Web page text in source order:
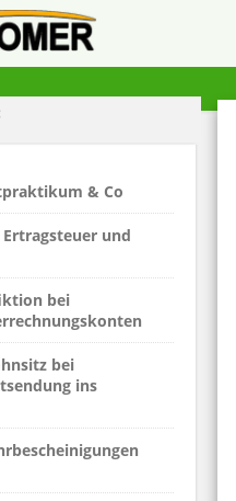
& Co
und
bei
bei
ins